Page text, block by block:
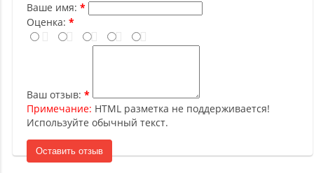
Ваше имя:
Оценка:
Ваш отзыв:
Примечание: HTML разметка не поддерживается!
Используйте обычный текст.
Оставить отзыв